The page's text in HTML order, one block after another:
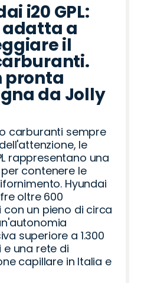
i20 GPL:
a
il
pronta
da Jolly
carburanti sempre
le
rappresentano una
contenere le
Hyundai
oltre 600
con un pieno di circa
superiore a 1.300
una rete di
capillare in Italia e